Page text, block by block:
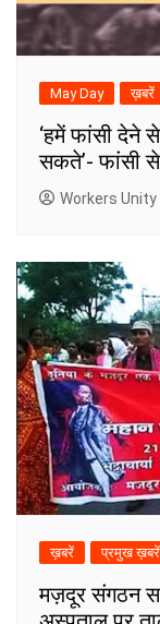
May Day ख़बरें
‘हमें फांसी देने
सकते’- फांसी
Workers
ख़बरें प्रमुख ख़बरें
मज़दूर संगठन